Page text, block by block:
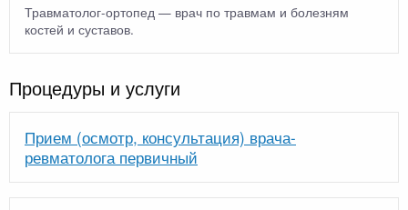
Травматолог-ортопед — врач по травмам и болезням
костей и суставов.
Процедуры и услуги
Прием (осмотр, консультация) врача-
ревматолога первичный